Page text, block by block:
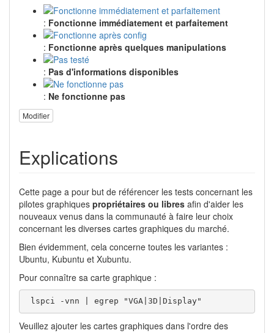
: Fonctionne immédiatement et parfaitement
: Fonctionne après quelques manipulations
: Pas d'informations disponibles
: Ne fonctionne pas
Modifier
Explications
Cette page a pour but de référencer les tests concernant les
pilotes graphiques propriétaires ou libres afin d'aider les
nouveaux venus dans la communauté à faire leur choix
concernant les diverses cartes graphiques du marché.
Bien évidemment, cela concerne toutes les variantes :
Ubuntu, Kubuntu et Xubuntu.
Pour connaître sa carte graphique :
lspci -vnn | egrep "VGA|3D|Display"
Veuillez ajouter les cartes graphiques dans l'ordre des